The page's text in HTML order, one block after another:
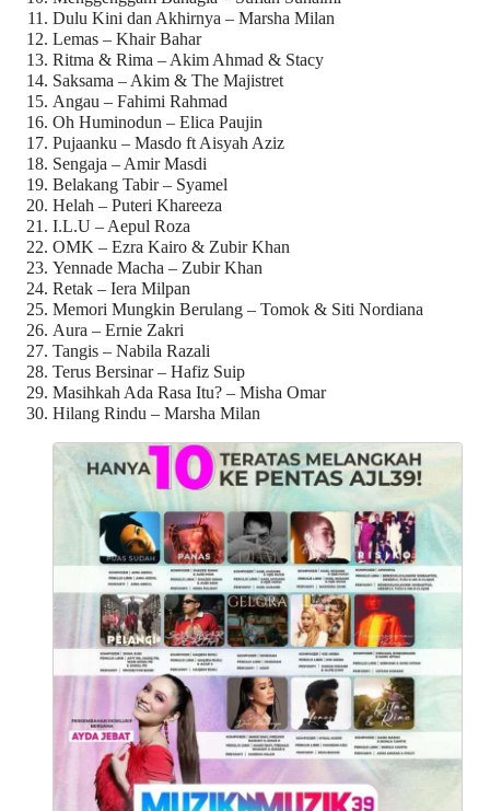
Dulu Kini dan Akhirnya – Marsha Milan
Lemas – Khair Bahar
Ritma & Rima – Akim Ahmad & Stacy
Saksama – Akim & The Majistret
Angau – Fahimi Rahmad
Oh Huminodun – Elica Paujin
Pujaanku – Masdo ft Aisyah Aziz
Sengaja – Amir Masdi
Belakang Tabir – Syamel
Helah – Puteri Khareeza
I.L.U – Aepul Roza
OMK – Ezra Kairo & Zubir Khan
Yennade Macha – Zubir Khan
Retak – Iera Milpan
Memori Mungkin Berulang – Tomok & Siti Nordiana
Aura – Ernie Zakri
Tangis – Nabila Razali
Terus Bersinar – Hafiz Suip
Masihkah Ada Rasa Itu? – Misha Omar
Hilang Rindu – Marsha Milan